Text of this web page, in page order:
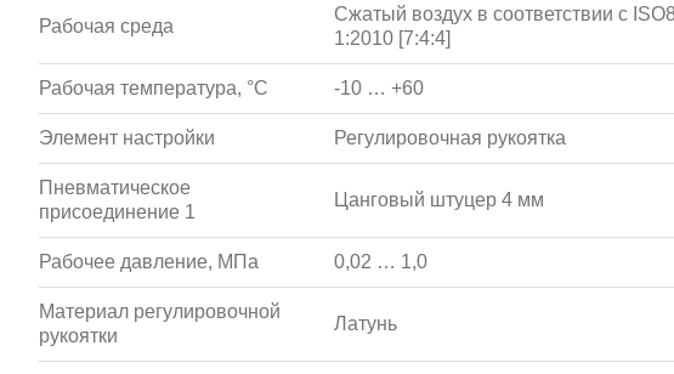
Рабочая среда
Сжатый воздух в соответствии с
1:2010 [7:4:4]
Рабочая температура, °С -10 … +60
Элемент настройки Регулировочная рукоятка
Пневматическое
присоединение 1
Цанговый штуцер 4 мм
Рабочее давление, МПа 0,02 … 1,0
Материал регулировочной
рукоятки
Латунь